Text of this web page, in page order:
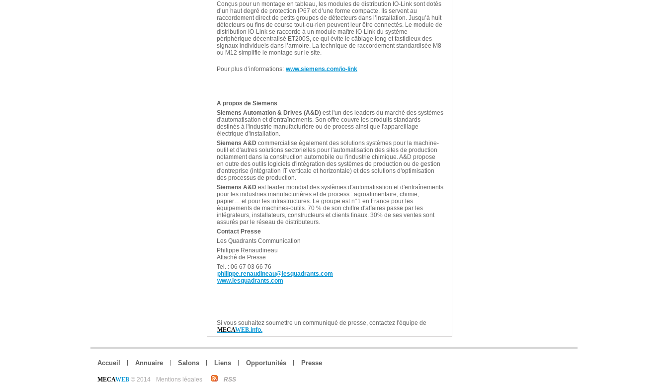
Conçus pour un montage en tableau, les modules de distribution IO-Link sont dotés
d’un haut degré de protection IP67 et d’une forme compacte. Ils servent au
raccordement direct de petits groupes de détecteurs dans l’installation. Jusqu’à huit
détecteurs ou fins de course tout-ou-rien peuvent leur être connectés. Le module de
distribution IO-Link se raccorde à un module maître IO-Link du système
périphérique décentralisé ET200S, ce qui évite le câblage long et fastidieux des
signaux individuels dans l’armoire. La technique de raccordement standardisée M8
ou M12 simplifie le montage sur le site.
Pour plus d’informations: www.siemens.com/io-link
A propos de Siemens
Siemens Automation & Drives (A&D) est l'un des leaders du marché des systèmes
d'automatisation et d'entraînements. Son offre couvre les produits standards
destinés à l'industrie manufacturière ou de process ainsi que l'appareillage
électrique d'installation.
Siemens A&D commercialise également des solutions systèmes pour la machine-
outil et d'autres solutions sectorielles pour l'automatisation des sites de production
notamment dans la construction automobile ou l'industrie chimique. A&D propose
en outre des outils logiciels d'intégration des systèmes de production ou de gestion
d'entreprise (intégration IT verticale et horizontale) et des solutions d'optimisation
des processus de production.
Siemens A&D est leader mondial des systèmes d'automatisation et d'entraînements
pour les industries manufacturières et de process : agroalimentaire, chimie,
papier… et pour les infrastructures. Le groupe est n°1 en France pour les
équipements de machines-outils. 70 % de son chiffre d'affaires passe par les
intégrateurs, installateurs, constructeurs et clients finaux. 30% de ses ventes sont
assurés par le réseau de distributeurs.
Contact Presse
Les Quadrants Communication
Philippe Renaudineau
Attaché de Presse
Tel. : 06 67 03 66 76
philippe.renaudineau@lesquadrants.com
www.lesquadrants.com
Si vous souhaitez soumettre un communiqué de presse, contactez l'équipe de
MECAWEB.info.
Accueil Annuaire Salons Liens Opportunités Presse
MECAWEB © 2014 Mentions légales RSS